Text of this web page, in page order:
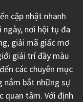
cập nhật nhanh
nơi hội tụ đa
giải mã giấc mơ
giải trí đầy màu
các chuyên mục
nắm bắt những sự
quan tâm. Với định